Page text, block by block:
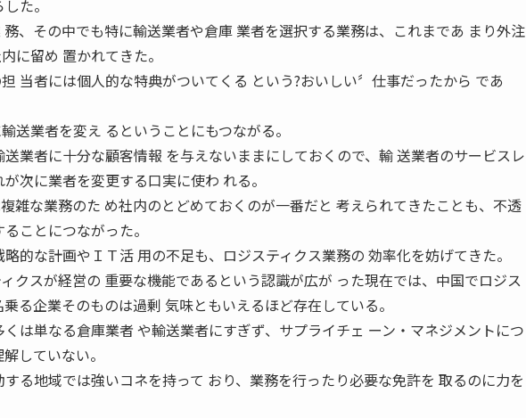
た。
務、その中でも特に輸送業者や倉庫 業者を選択する業務は、これまであ まり外注
に留め 置かれてきた。
当者には個人的な特典がついてくる という?おいしい〞仕事だったから であ
送業者を変え るということにもつながる。
業者に十分な顧客情報 を与えないままにしておくので、輸 送業者のサービスレ
次に業者を変更する口実に使わ れる。
雑な業務のた め社内のとどめておくのが一番だと 考えられてきたことも、不透
ことにつながった。
的な計画やＩＴ活 用の不足も、ロジスティクス業務の 効率化を妨げてきた。
クスが経営の 重要な機能であるという認識が広が った現在では、中国でロジス
る企業そのものは過剰 気味ともいえるほど存在している。
くは単なる倉庫業者 や輸送業者にすぎず、サプライチェ ーン・マネジメントにつ
していない。
する地域では強いコネを持って おり、業務を行ったり必要な免許を 取るのに力を